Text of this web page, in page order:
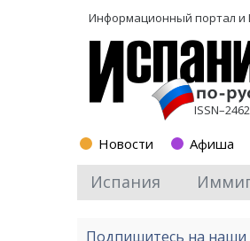
Информационный портал и
Новости Афиша
Испания
Подпишитесь на наши